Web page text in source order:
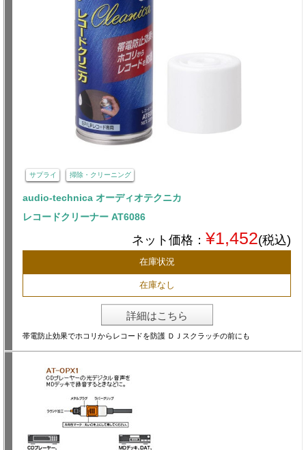
サプライ 掃除・クリーニング
audio-technica オーディオテクニカ
レコードクリーナー AT6086
ネット価格： ¥1,452(税込)
在庫状況
在庫なし
詳細はこちら
帯電防止効果でホコリからレコードを防護 ＤＪスクラッチの前にも